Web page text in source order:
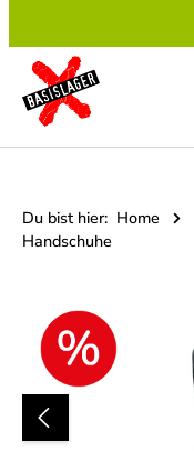
Du bist hier: Home
Handschuhe